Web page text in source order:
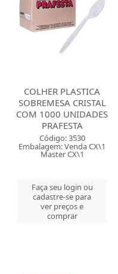
COLHER PLASTICA
SOBREMESA CRISTAL
COM 1000 UNIDADES
PRAFESTA
Código: 3530
Embalagem: Venda CX\1
Master CX\1
Faça seu login ou
cadastre-se para
ver preços e
comprar